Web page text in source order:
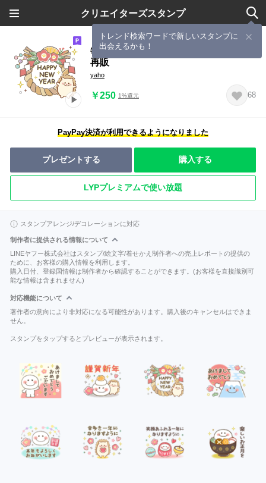
クリエイターズスタンプ
トレンド検索ワードで新しいスタンプに
出会えるかも！
毎年使えるお正月♪ゆるカワスマイル
再販
yaho
￥250 1%還元 68
PayPay決済が利用できるようになりました
プレゼントする 購入する
LYPプレミアムで使い放題
スタンプアレンジ/デコレーションに対応
制作者に提供される情報について
LINEヤフー株式会社はスタンプ/絵文字/着せかえ制作者への売上レポートの提供の
ために、お客様の購入情報を利用します。
購入日付、登録国情報は制作者から確認することができます。(お客様を直接識別可
能な情報は含まれません)
対応機能について
著作者の意向により非対応になる可能性があります。購入後のキャンセルはできま
せん。
スタンプをタップするとプレビューが表示されます。